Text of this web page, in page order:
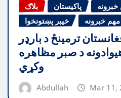
بلاګ پاکیستان
خبرونه
خیبر پښتونخوا
مهم خبرونه
ترمینځ د بارډر
د صبر مظاهره
وکړي
Abdullah Mar 11,